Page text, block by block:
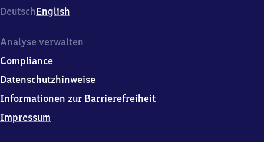
Bahnhof
9,
9
4
8
DeutschEnglish
Analyse verwalten
Compliance
Datenschutzhinweise
Informationen zur Barrierefreiheit
Impressum